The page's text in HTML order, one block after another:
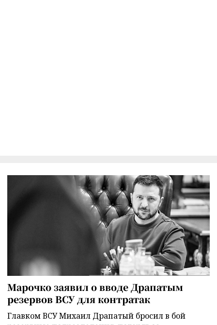
Марочко заявил о вводе Драпатым
резервов ВСУ для контратак
Главком ВСУ Михаил Драпатый бросил в бой